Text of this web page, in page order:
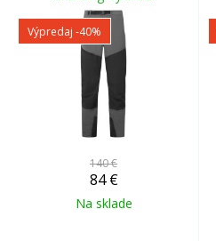
Výpredaj -40%
140 €
84 €
Na sklade